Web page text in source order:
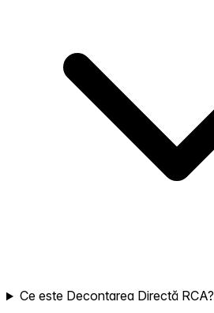
Ce este Decontarea Directă RCA?